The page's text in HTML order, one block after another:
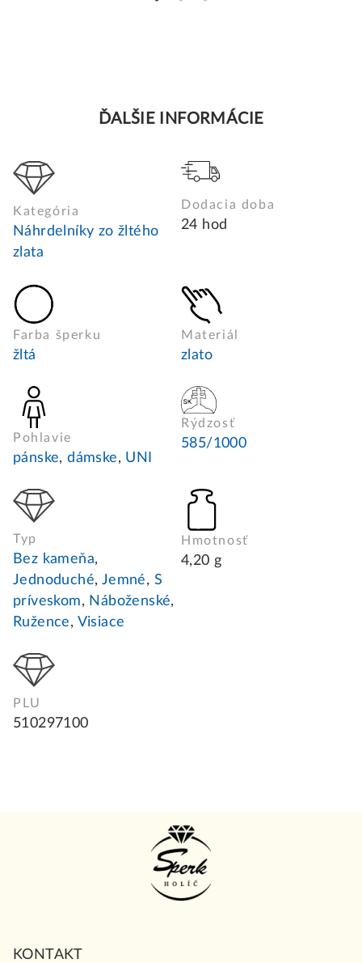
ĎALŠIE INFORMÁCIE
Kategória
Náhrdelníky zo žltého
zlata
Dodacia doba
24 hod
Farba šperku
žltá
Materiál
zlato
Pohlavie
pánske,dámske, UNI
Rýdzosť
585/1000
Typ
Bez kameňa,
Jednoduché, Jemné, S
príveskom, Náboženské,
Ružence, Visiace
Hmotnosť
4,20 g
PLU
510297100
KONTAKT